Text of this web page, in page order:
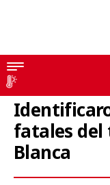
Bahía Blanca
fatales del
Blanca